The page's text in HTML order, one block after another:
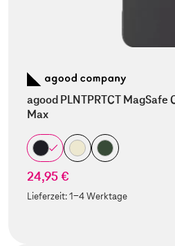
agood PLNTPRTCT MagSafe
Max
24,95 €
Lieferzeit:1-4 Werktage